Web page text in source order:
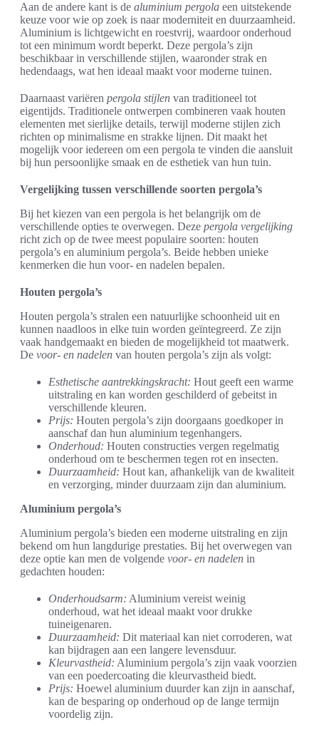
Aan de andere kant is de aluminium pergola een uitstekende
keuze voor wie op zoek is naar moderniteit en duurzaamheid.
Aluminium is lichtgewicht en roestvrij, waardoor onderhoud
tot een minimum wordt beperkt. Deze pergola’s zijn
beschikbaar in verschillende stijlen, waaronder strak en
hedendaags, wat hen ideaal maakt voor moderne tuinen.
Daarnaast variëren pergola stijlen van traditioneel tot
eigentijds. Traditionele ontwerpen combineren vaak houten
elementen met sierlijke details, terwijl moderne stijlen zich
richten op minimalisme en strakke lijnen. Dit maakt het
mogelijk voor iedereen om een pergola te vinden die aansluit
bij hun persoonlijke smaak en de esthetiek van hun tuin.
Vergelijking tussen verschillende soorten pergola’s
Bij het kiezen van een pergola is het belangrijk om de
verschillende opties te overwegen. Deze pergola vergelijking
richt zich op de twee meest populaire soorten: houten
pergola’s en aluminium pergola’s. Beide hebben unieke
kenmerken die hun voor- en nadelen bepalen.
Houten pergola’s
Houten pergola’s stralen een natuurlijke schoonheid uit en
kunnen naadloos in elke tuin worden geïntegreerd. Ze zijn
vaak handgemaakt en bieden de mogelijkheid tot maatwerk.
De voor- en nadelen van houten pergola’s zijn als volgt:
Esthetische aantrekkingskracht: Hout geeft een warme
uitstraling en kan worden geschilderd of gebeitst in
verschillende kleuren.
Prijs: Houten pergola’s zijn doorgaans goedkoper in
aanschaf dan hun aluminium tegenhangers.
Onderhoud: Houten constructies vergen regelmatig
onderhoud om te beschermen tegen rot en insecten.
Duurzaamheid: Hout kan, afhankelijk van de kwaliteit
en verzorging, minder duurzaam zijn dan aluminium.
Aluminium pergola’s
Aluminium pergola’s bieden een moderne uitstraling en zijn
bekend om hun langdurige prestaties. Bij het overwegen van
deze optie kan men de volgende voor- en nadelen in
gedachten houden:
Onderhoudsarm: Aluminium vereist weinig
onderhoud, wat het ideaal maakt voor drukke
tuineigenaren.
Duurzaamheid: Dit materiaal kan niet corroderen, wat
kan bijdragen aan een langere levensduur.
Kleurvastheid: Aluminium pergola’s zijn vaak voorzien
van een poedercoating die kleurvastheid biedt.
Prijs: Hoewel aluminium duurder kan zijn in aanschaf,
kan de besparing op onderhoud op de lange termijn
voordelig zijn.